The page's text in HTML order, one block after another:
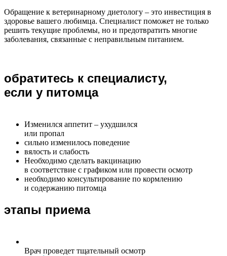
Обращение к ветеринарному диетологу – это инвестиция в
здоровье вашего любимца. Специалист поможет не только
решить текущие проблемы, но и предотвратить многие
заболевания, связанные с неправильным питанием.
обратитесь к специалисту,
если у питомца
Изменился аппетит – ухудшился
или пропал
сильно изменилось поведение
вялость и слабость
Необходимо сделать вакцинацию
в соответствие с графиком или провести осмотр
необходимо консультирование по кормлению
и содержанию питомца
этапы приема
Врач проведет тщательный осмотр